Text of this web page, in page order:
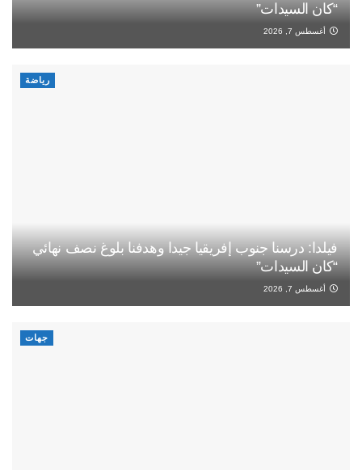
“كان السيدات”
أغسطس 7, 2026
رياضة
فيلدا: درسنا جنوب إفريقيا جيدا وهدفنا بلوغ نصف نهائي
“كان السيدات”
أغسطس 7, 2026
جهات